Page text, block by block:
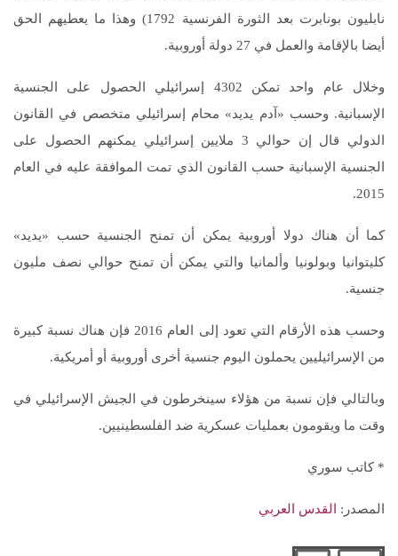
نابليون بونابرت بعد الثورة الفرنسية 1792) وهذا ما يعطيهم الحق
أيضا بالإقامة والعمل في 27 دولة أوروبية.
وخلال عام واحد تمكن 4302 إسرائيلي الحصول على الجنسية
الإسبانية. وحسب «آدم يديد» محام إسرائيلي متخصص في القانون
الدولي قال إن حوالي 3 ملايين إسرائيلي يمكنهم الحصول على
الجنسية الإسبانية حسب القانون الذي تمت الموافقة عليه في العام
2015.
كما أن هناك دولا أوروبية يمكن أن تمنح الجنسية حسب «يديد»
كليتوانيا وبولونيا وألمانيا والتي يمكن أن تمنح حوالي نصف مليون
جنسية.
وحسب هذه الأرقام التي تعود إلى العام 2016 فإن هناك نسبة كبيرة
من الإسرائيليين يحملون اليوم جنسية أخرى أوروبية أو أمريكية.
وبالتالي فإن نسبة من هؤلاء سينخرطون في الجيش الإسرائيلي في
وقت ما ويقومون بعمليات عسكرية ضد الفلسطينيين.
* كاتب سوري
المصدر: القدس العربي